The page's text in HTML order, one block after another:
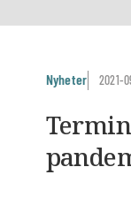
Nyheter 2021-